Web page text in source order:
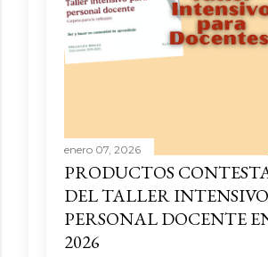
enero 07, 2026
PRODUCTOS
DEL TALLER
PERSONAL DOCENTE
2026